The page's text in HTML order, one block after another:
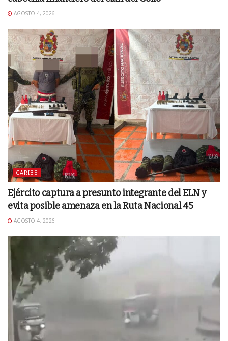
AGOSTO 4, 2026
CARIBE
Ejército captura a presunto integrante del ELN y
evita posible amenaza en la Ruta Nacional 45
AGOSTO 4, 2026